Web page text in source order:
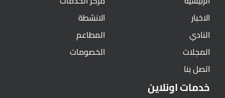
الاخبار
النادي
المجلات
اتصل بنا
الانشطة
المطاعم
الخصومات
خدمات اونلاين